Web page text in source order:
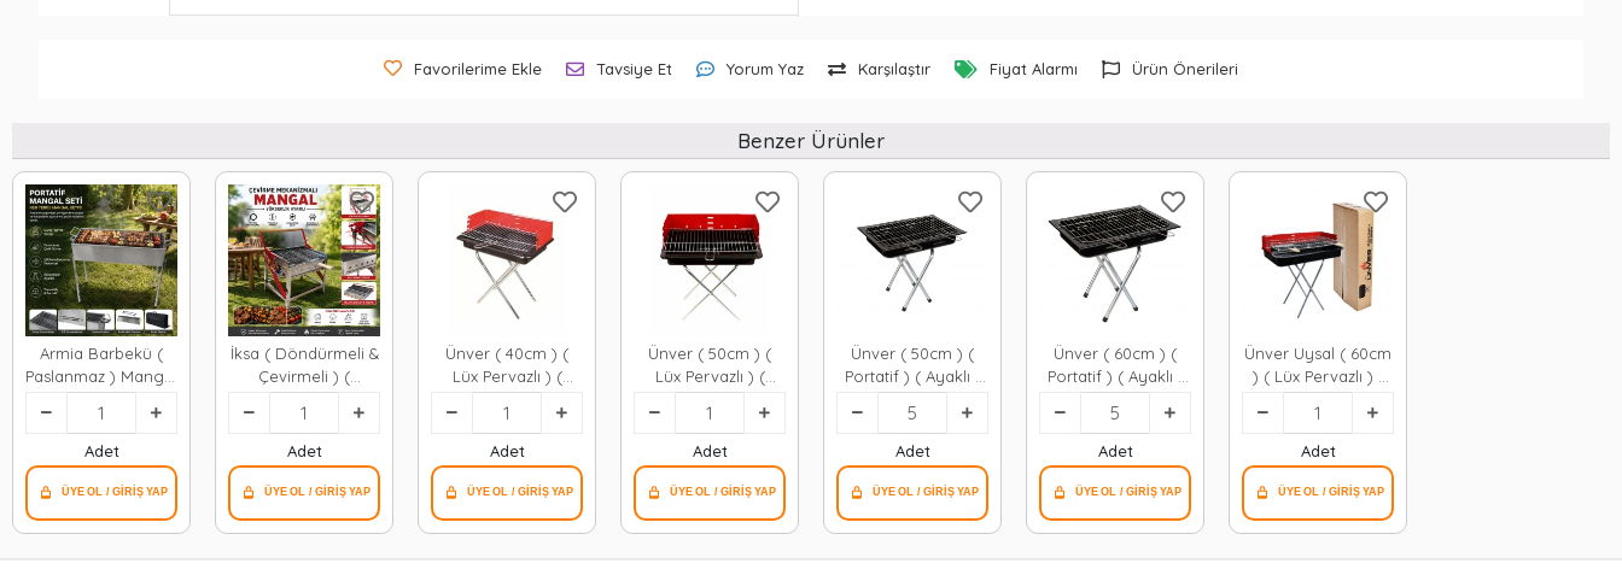
Favorilerime Ekle Tavsiye Et Yorum Yaz Karşılaştır Fiyat Alarmı Ürün Önerileri
Benzer Ürünler
Armia Barbekü (
Paslanmaz ) Mangal
Portatif ( Ayaklı &
Standlı ) ( 70cm
)*1=k
Adet
İksa ( Döndürmeli &
Çevirmeli ) (
Paslanmaz )
Mekanizmalı
Mangal*1
Adet
Ünver ( 40cm ) (
Lüx Pervazlı ) (
Portatif ) ( Ayaklı )
Mangal ( Tekli
Kutulu )*1
Adet
Ünver ( 50cm ) (
Lüx Pervazlı ) (
Portatif ) ( Ayaklı )
Mangal ( Tekli
Kutulu )*1
Adet
Ünver ( 50cm ) (
Portatif ) ( Ayaklı )
Mangal*5=k
Adet
Ünver ( 60cm ) (
Portatif ) ( Ayaklı )
Mangal*5=k
Adet
Ünver Uysal ( 60cm
) ( Lüx Pervazlı ) (
Portatif ) ( Ayaklı )
Mangal ( Tekli
Kutulu )*1
Adet